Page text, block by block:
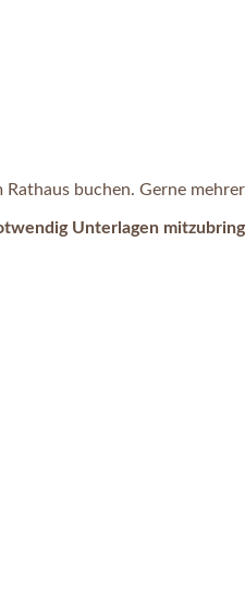
buchen. Gerne
Unterlagen